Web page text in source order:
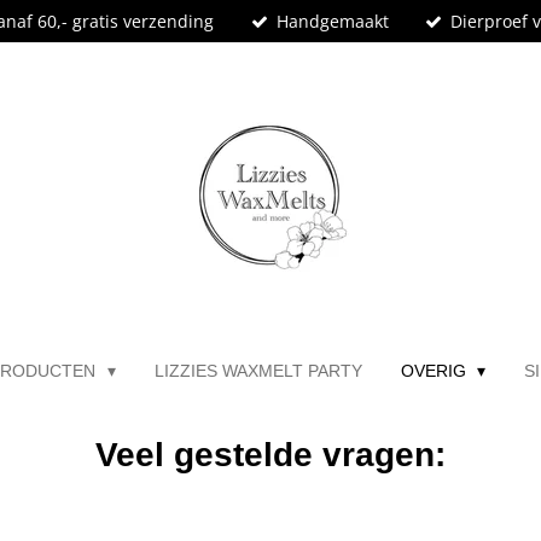
60,- gratis verzending Handgemaakt Dierproef
LIZZIES WAXMELT PARTY OVERIG
Veel gestelde vragen: